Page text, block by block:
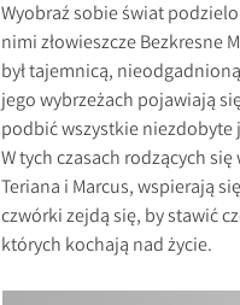
Wyobraź sobie świat
nimi złowieszcze Bezkresne
był tajemnicą,
jego wybrzeżach pojawiają
podbić wszystkie niezdobyte
W tych czasach rodzących
Teriana i Marcus, wspierają
czwórki zejdą się, by stawić
których kochają nad życie.